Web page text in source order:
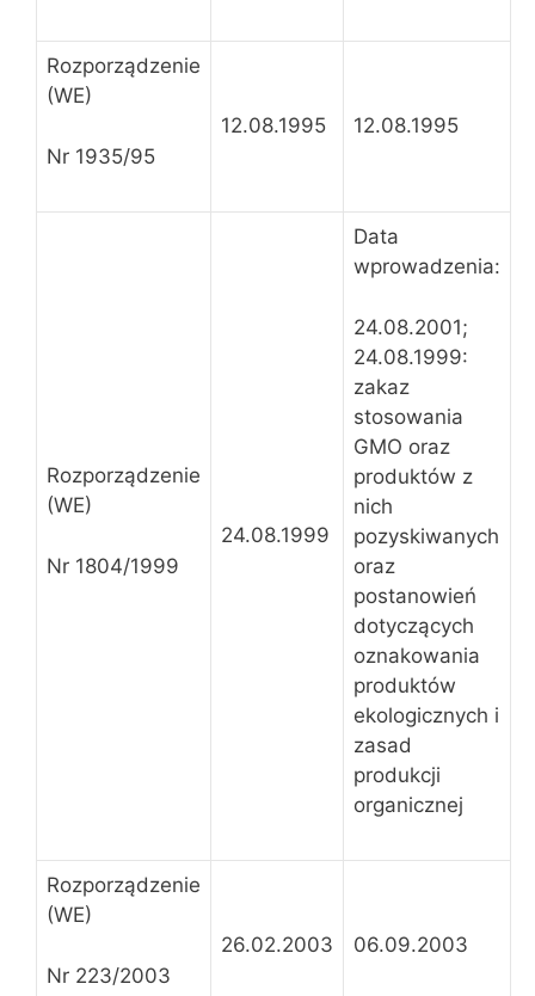
Rozporządzenie
(WE)
Nr 1935/95
12.08.1995 12.08.1995
Rozporządzenie
(WE)
Nr 1804/1999
24.08.1999
Data
wprowadzenia:
24.08.2001;
24.08.1999:
zakaz
stosowania
GMO oraz
produktów z
nich
pozyskiwanych
oraz
postanowień
dotyczących
oznakowania
produktów
ekologicznych i
zasad
produkcji
organicznej
Rozporządzenie
(WE)
Nr 223/2003
26.02.2003 06.09.2003